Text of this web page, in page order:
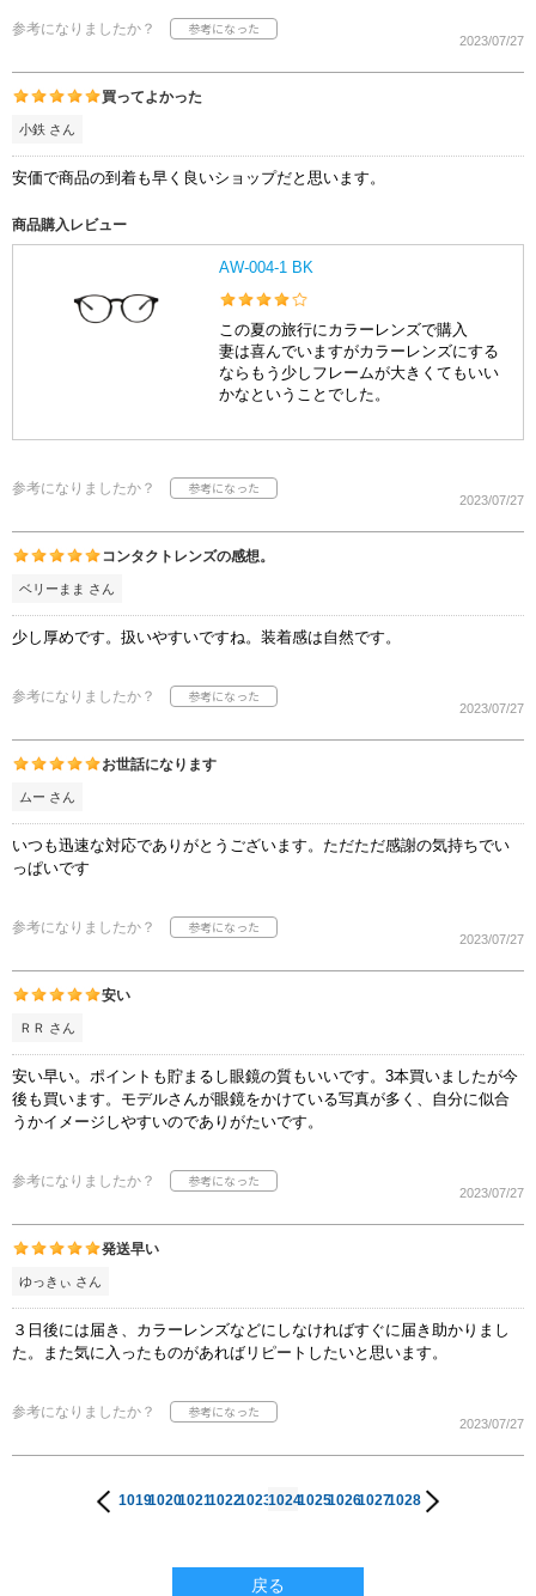
参考になりましたか？
2023/07/27
買ってよかった
小鉄 さん
安価で商品の到着も早く良いショップだと思います。
商品購入レビュー
AW-004-1 BK
この夏の旅行にカラーレンズで購入
妻は喜んでいますがカラーレンズにする
ならもう少しフレームが大きくてもいい
かなということでした。
参考になりましたか？
2023/07/27
コンタクトレンズの感想。
ベリーまま さん
少し厚めです。扱いやすいですね。装着感は自然です。
参考になりましたか？
2023/07/27
お世話になります
ムー さん
いつも迅速な対応でありがとうございます。ただただ感謝の気持ちでい
っぱいです
参考になりましたか？
2023/07/27
安い
ＲＲ さん
安い早い。ポイントも貯まるし眼鏡の質もいいです。3本買いましたが今
後も買います。モデルさんが眼鏡をかけている写真が多く、自分に似合
うかイメージしやすいのでありがたいです。
参考になりましたか？
2023/07/27
発送早い
ゆっきぃ さん
３日後には届き、カラーレンズなどにしなければすぐに届き助かりまし
た。また気に入ったものがあればリピートしたいと思います。
参考になりましたか？
2023/07/27
1019102010211022102310241025102610271028
戻る